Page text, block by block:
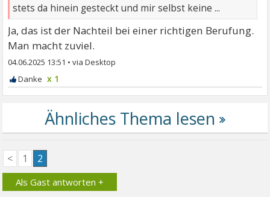
stets da hinein gesteckt und mir selbst keine ...
Ja, das ist der Nachteil bei einer richtigen Berufung.
Man macht zuviel.
04.06.2025 13:51 •
x 1
< 1 2
Als Gast antworten +